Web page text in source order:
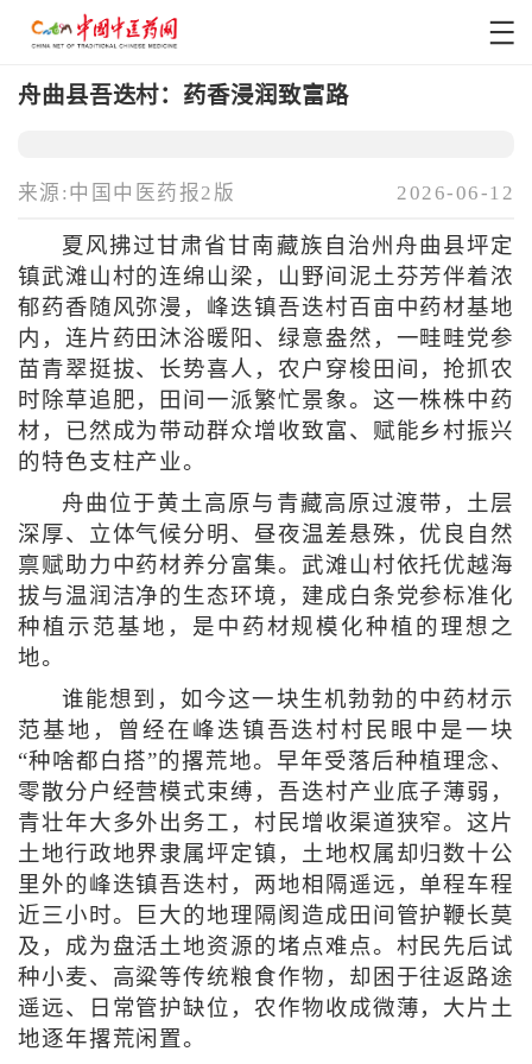
舟曲县吾迭村：药香浸润致富路
来源:中国中医药报2版 2026-06-12
夏风拂过甘肃省甘南藏族自治州舟曲县坪定
镇武滩山村的连绵山梁，山野间泥土芬芳伴着浓
郁药香随风弥漫，峰迭镇吾迭村百亩中药材基地
内，连片药田沐浴暖阳、绿意盎然，一畦畦党参
苗青翠挺拔、长势喜人，农户穿梭田间，抢抓农
时除草追肥，田间一派繁忙景象。这一株株中药
材，已然成为带动群众增收致富、赋能乡村振兴
的特色支柱产业。
舟曲位于黄土高原与青藏高原过渡带，土层
深厚、立体气候分明、昼夜温差悬殊，优良自然
禀赋助力中药材养分富集。武滩山村依托优越海
拔与温润洁净的生态环境，建成白条党参标准化
种植示范基地，是中药材规模化种植的理想之
地。
谁能想到，如今这一块生机勃勃的中药材示
范基地，曾经在峰迭镇吾迭村村民眼中是一块
“种啥都白搭”的撂荒地。早年受落后种植理念、
零散分户经营模式束缚，吾迭村产业底子薄弱，
青壮年大多外出务工，村民增收渠道狭窄。这片
土地行政地界隶属坪定镇，土地权属却归数十公
里外的峰迭镇吾迭村，两地相隔遥远，单程车程
近三小时。巨大的地理隔阂造成田间管护鞭长莫
及，成为盘活土地资源的堵点难点。村民先后试
种小麦、高粱等传统粮食作物，却困于往返路途
遥远、日常管护缺位，农作物收成微薄，大片土
地逐年撂荒闲置。